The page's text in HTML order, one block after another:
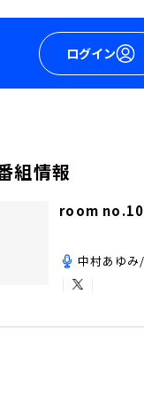
ログイン
組情報
room
中村あゆ